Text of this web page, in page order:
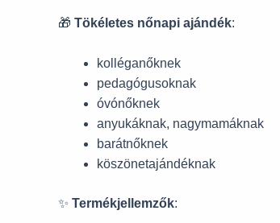
🎁 Tökéletes nőnapi ajándék:
kolléganőknek
pedagógusoknak
óvónőknek
anyukáknak, nagymamáknak
barátnőknek
köszönetajándéknak
✨ Termékjellemzők: